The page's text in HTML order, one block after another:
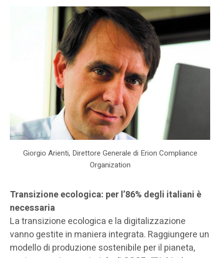
Giorgio Arienti, Direttore Generale di Erion Compliance
Organization
Transizione ecologica: per l’86% degli italiani è
necessaria
La transizione ecologica e la digitalizzazione
vanno gestite in maniera integrata. Raggiungere un
modello di produzione sostenibile per il pianeta,